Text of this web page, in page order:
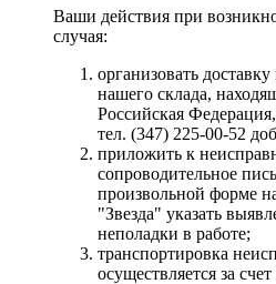
Ваши действия при
случая:
организовать
нашего склада,
Российская
тел. (347) 225-00-52
приложить к
сопроводительное
произвольной форме
"Звезда" указать
неполадки в работе;
транспортировка
осуществляется за